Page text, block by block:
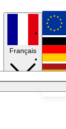
Français